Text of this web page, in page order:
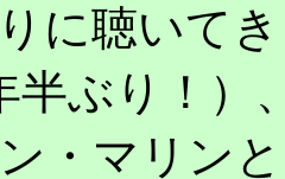
に聴いて
半ぶり！）
・マリン